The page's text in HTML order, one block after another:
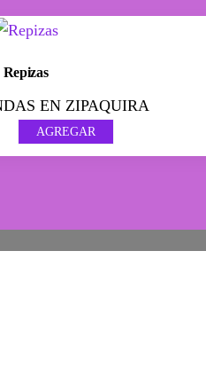
Repizas
EN ZIPAQUIRA
AGREGAR